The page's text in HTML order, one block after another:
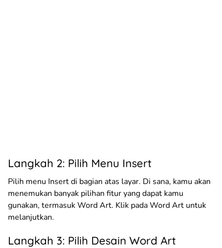
Langkah 2: Pilih Menu Insert
Pilih menu Insert di bagian atas layar. Di sana, kamu akan
menemukan banyak pilihan fitur yang dapat kamu
gunakan, termasuk Word Art. Klik pada Word Art untuk
melanjutkan.
Langkah 3: Pilih Desain Word Art